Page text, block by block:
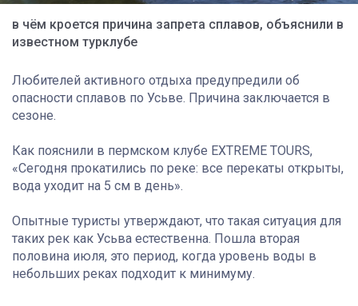
в чём кроется причина запрета сплавов, объяснили в
известном турклубе
Любителей активного отдыха предупредили об
опасности сплавов по Усьве. Причина заключается в
сезоне.
Как пояснили в пермском клубе EXTREME TOURS,
«Сегодня прокатились по реке: все перекаты открыты,
вода уходит на 5 см в день».
Опытные туристы утверждают, что такая ситуация для
таких рек как Усьва естественна. Пошла вторая
половина июля, это период, когда уровень воды в
небольших реках подходит к минимуму.